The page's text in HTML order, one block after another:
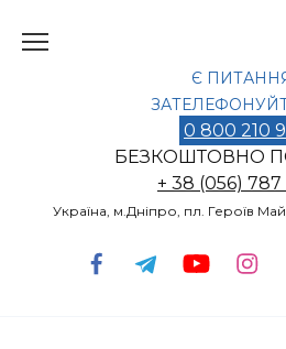
до
Є
0 800 210
БЕЗКОШТОВНО
+ 38 (056) 787
Україна, м.Дніпро, пл. Героїв